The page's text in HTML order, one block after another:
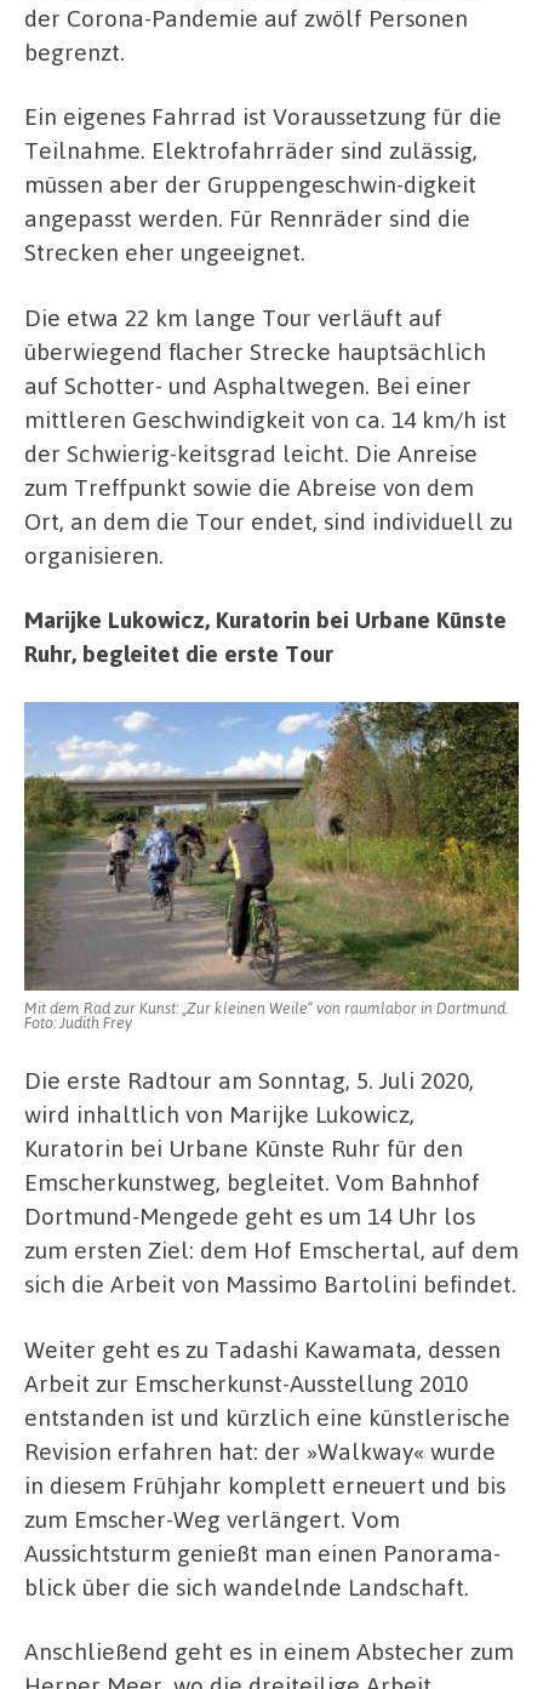
der Corona-Pandemie auf zwölf Personen
begrenzt.
Ein eigenes Fahrrad ist Voraussetzung für die
Teilnahme. Elektrofahrräder sind zulässig,
müssen aber der Gruppengeschwin-digkeit
angepasst werden. Für Rennräder sind die
Strecken eher ungeeignet.
Die etwa 22 km lange Tour verläuft auf
überwiegend flacher Strecke hauptsächlich
auf Schotter- und Asphaltwegen. Bei einer
mittleren Geschwindigkeit von ca. 14 km/h ist
der Schwierig-keitsgrad leicht. Die Anreise
zum Treffpunkt sowie die Abreise von dem
Ort, an dem die Tour endet, sind individuell zu
organisieren.
Marijke Lukowicz, Kuratorin bei Urbane Künste
Ruhr, begleitet die erste Tour
Mit dem Rad zur Kunst: „Zur kleinen Weile“ von raumlabor in Dortmund.
Foto: Judith Frey
Die erste Radtour am Sonntag, 5. Juli 2020,
wird inhaltlich von Marijke Lukowicz,
Kuratorin bei Urbane Künste Ruhr für den
Emscherkunstweg, begleitet. Vom Bahnhof
Dortmund-Mengede geht es um 14 Uhr los
zum ersten Ziel: dem Hof Emschertal, auf dem
sich die Arbeit von Massimo Bartolini befindet.
Weiter geht es zu Tadashi Kawamata, dessen
Arbeit zur Emscherkunst-Ausstellung 2010
entstanden ist und kürzlich eine künstlerische
Revision erfahren hat: der »Walkway« wurde
in diesem Frühjahr komplett erneuert und bis
zum Emscher-Weg verlängert. Vom
Aussichtsturm genießt man einen Panorama-
blick über die sich wandelnde Landschaft.
Anschließend geht es in einem Abstecher zum